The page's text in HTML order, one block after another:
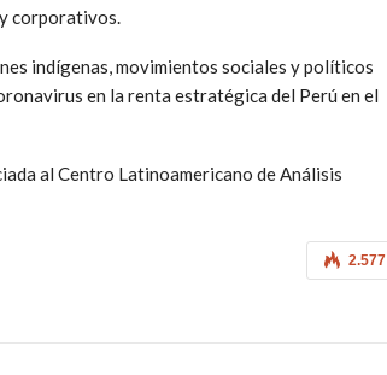
corporativos.
indígenas, movimientos sociales y políticos
en la renta estratégica del Perú en el
al Centro Latinoamericano de Análisis
2.577